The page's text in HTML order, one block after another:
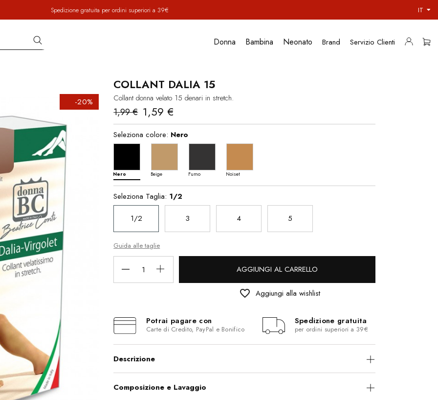
Spedizione gratuita per ordini superiori a 39€ IT
Donna Bambina Neonato Brand Servizio Clienti
-20%
COLLANT DALIA 15
Collant donna velato 15 denari in stretch.
1,99 € 1,59 €
Seleziona colore: Nero
Nero Beige Fumo Noiset
Seleziona Taglia: 1/2
1/2 3 4 5
Guida alle taglie
AGGIUNGI AL CARRELLO
favorite_border Aggiungi alla wishlist
Potrai pagare con
Carte di Credito, PayPal e Bonifico
Spedizione gratuita
per ordini superiori a 39€
Descrizione
Composizione e Lavaggio